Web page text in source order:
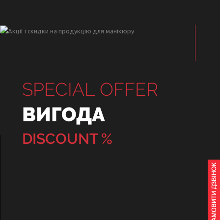
SPECIAL OFFER
ВИГОДА
DISCOUNT %